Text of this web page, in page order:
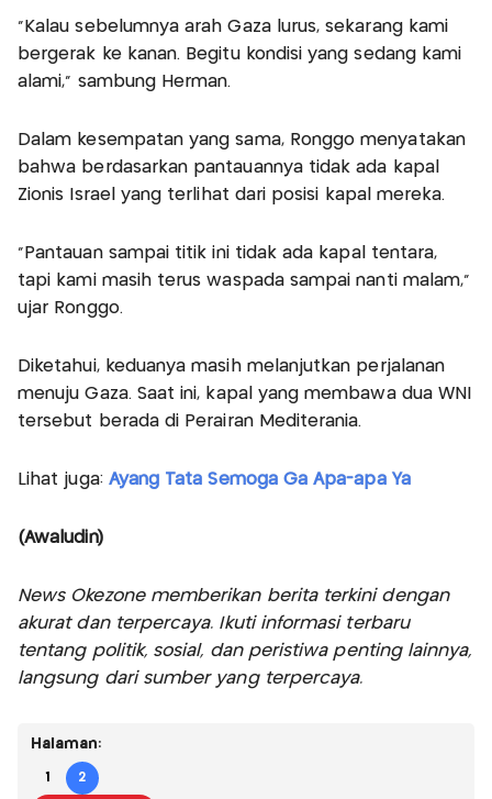
"Kalau sebelumnya arah Gaza lurus, sekarang kami
bergerak ke kanan. Begitu kondisi yang sedang kami
alami,” sambung Herman.
Dalam kesempatan yang sama, Ronggo menyatakan
bahwa berdasarkan pantauannya tidak ada kapal
Zionis Israel yang terlihat dari posisi kapal mereka.
“Pantauan sampai titik ini tidak ada kapal tentara,
tapi kami masih terus waspada sampai nanti malam,”
ujar Ronggo.
Diketahui, keduanya masih melanjutkan perjalanan
menuju Gaza. Saat ini, kapal yang membawa dua WNI
tersebut berada di Perairan Mediterania.
Lihat juga: Ayang Tata Semoga Ga Apa-apa Ya
(Awaludin)
News Okezone memberikan berita terkini dengan
akurat dan terpercaya. Ikuti informasi terbaru
tentang politik, sosial, dan peristiwa penting lainnya,
langsung dari sumber yang terpercaya.
Halaman:
1 2